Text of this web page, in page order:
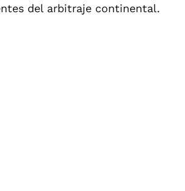
del arbitraje continental.